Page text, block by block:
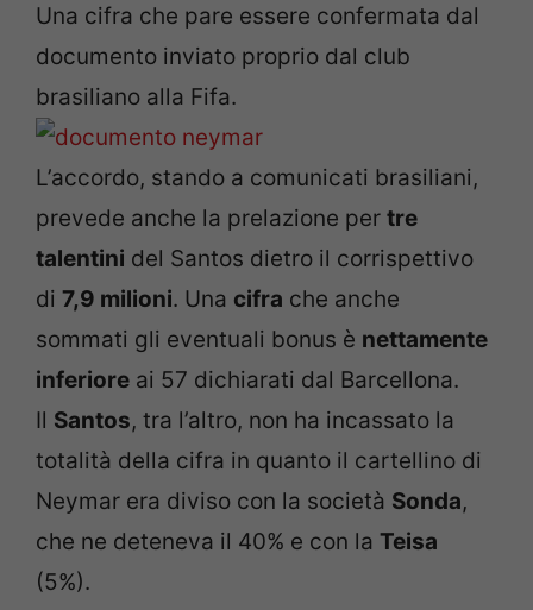
Una cifra che pare essere confermata dal
documento inviato proprio dal club
brasiliano alla Fifa.
L’accordo, stando a comunicati brasiliani,
prevede anche la prelazione per tre
talentini del Santos dietro il corrispettivo
di 7,9 milioni. Una cifra che anche
sommati gli eventuali bonus è nettamente
inferiore ai 57 dichiarati dal Barcellona.
Il Santos, tra l’altro, non ha incassato la
totalità della cifra in quanto il cartellino di
Neymar era diviso con la società Sonda,
che ne deteneva il 40% e con la Teisa
(5%).